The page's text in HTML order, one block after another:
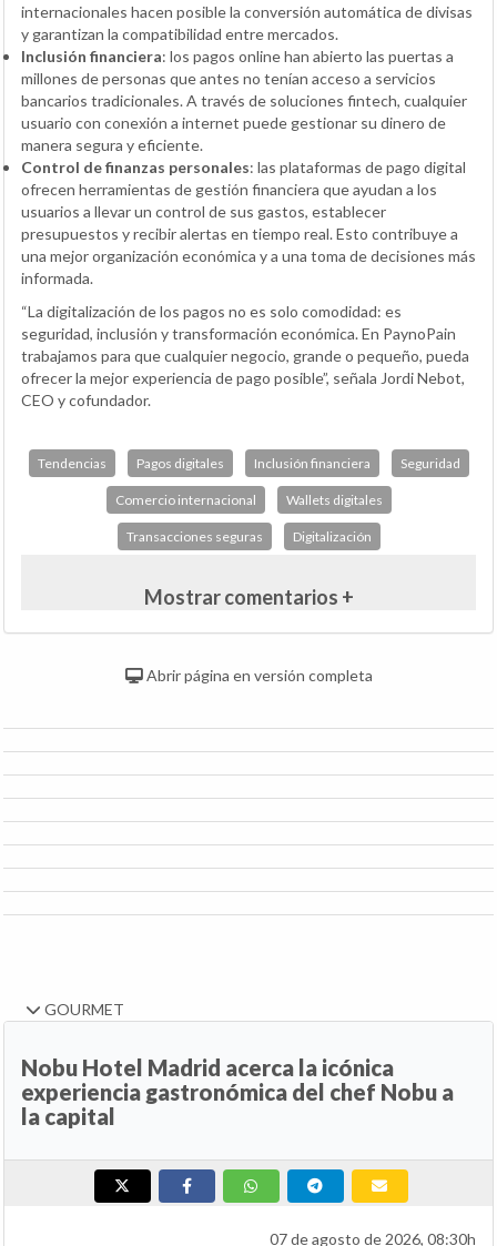
internacionales hacen posible la conversión automática de divisas
y garantizan la compatibilidad entre mercados.
Inclusión financiera: los pagos online han abierto las puertas a
millones de personas que antes no tenían acceso a servicios
bancarios tradicionales. A través de soluciones fintech, cualquier
usuario con conexión a internet puede gestionar su dinero de
manera segura y eficiente.
Control de finanzas personales: las plataformas de pago digital
ofrecen herramientas de gestión financiera que ayudan a los
usuarios a llevar un control de sus gastos, establecer
presupuestos y recibir alertas en tiempo real. Esto contribuye a
una mejor organización económica y a una toma de decisiones más
informada.
“La digitalización de los pagos no es solo comodidad: es
seguridad, inclusión y transformación económica. En PaynoPain
trabajamos para que cualquier negocio, grande o pequeño, pueda
ofrecer la mejor experiencia de pago posible”, señala Jordi Nebot,
CEO y cofundador.
Tendencias Pagos digitales Inclusión financiera Seguridad
Comercio internacional Wallets digitales
Transacciones seguras Digitalización
Mostrar comentarios +
Abrir página en versión completa
GOURMET
Nobu Hotel Madrid acerca la icónica
experiencia gastronómica del chef Nobu a
la capital
07 de agosto de 2026, 08:30h